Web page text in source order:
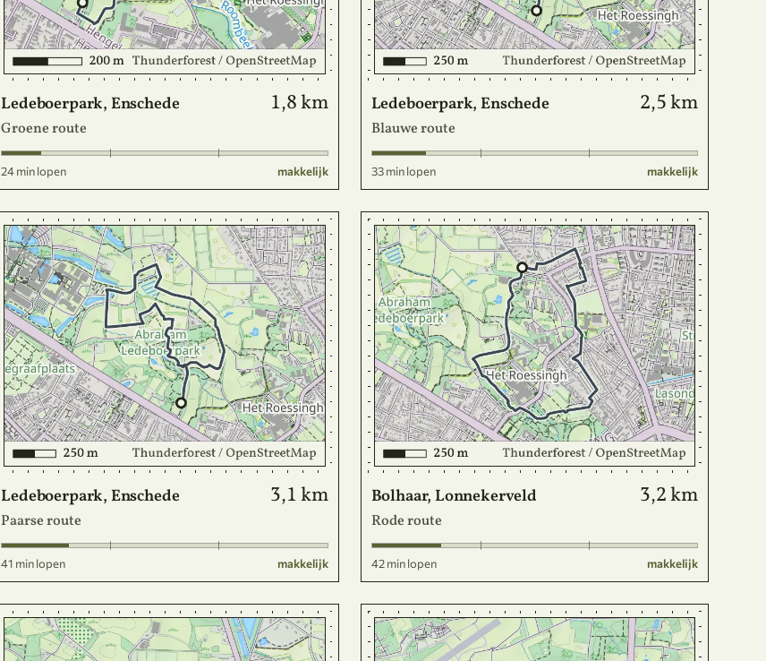
Ledeboerpark, Enschede 1,8 km
Groene route
24 min lopen makkelijk
Ledeboerpark, Enschede 2,5 km
Blauwe route
33 min lopen makkelijk
Ledeboerpark, Enschede 3,1 km
Paarse route
41 min lopen makkelijk
Bolhaar, Lonnekerveld 3,2 km
Rode route
42 min lopen makkelijk